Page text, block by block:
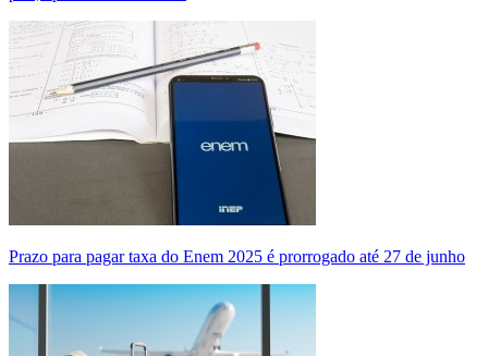
Prazo para pagar taxa do Enem 2025 é prorrogado até 27 de junho